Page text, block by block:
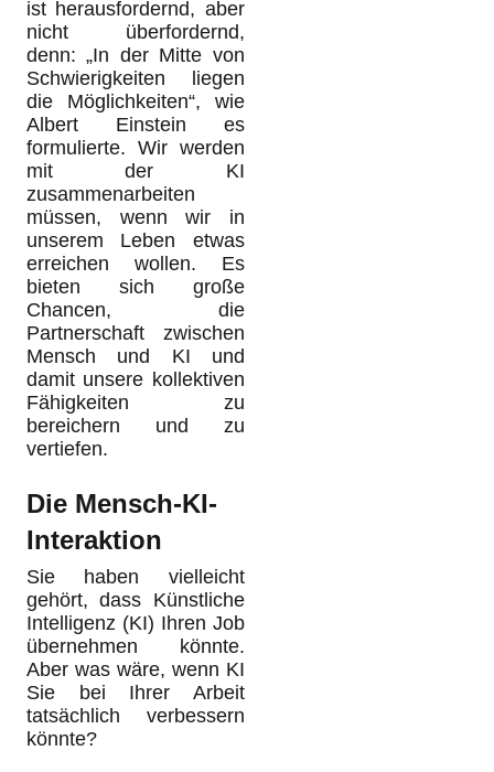
ist herausfordernd, aber
nicht überfordernd,
denn: „In der Mitte von
Schwierigkeiten liegen
die Möglichkeiten“, wie
Albert Einstein es
formulierte. Wir werden
mit der KI
zusammenarbeiten
müssen, wenn wir in
unserem Leben etwas
erreichen wollen. Es
bieten sich große
Chancen, die
Partnerschaft zwischen
Mensch und KI und
damit unsere kollektiven
Fähigkeiten zu
bereichern und zu
vertiefen.
Die Mensch-KI-
Interaktion
Sie haben vielleicht
gehört, dass Künstliche
Intelligenz (KI) Ihren Job
übernehmen könnte.
Aber was wäre, wenn KI
Sie bei Ihrer Arbeit
tatsächlich verbessern
könnte?